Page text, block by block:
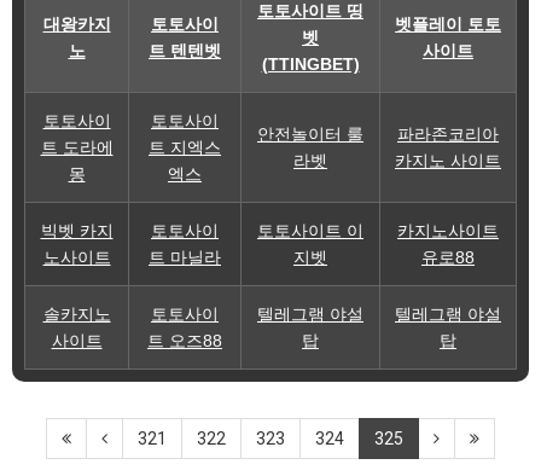
대왕카지
노
토토사이
트 텐텐벳
토토사이트 띵
벳
(TTINGBET)
벳플레이 토토
사이트
토토사이
트 도라에
몽
토토사이
트 지엑스
엑스
안전놀이터 룰
라벳
파라존코리아
카지노 사이트
빅벳 카지
노사이트
토토사이
트 마닐라
토토사이트 이
지벳
카지노사이트
유로88
솔카지노
사이트
토토사이
트 오즈88
텔레그램 야설
탑
텔레그램 야설
탑
321 322 323 324 325